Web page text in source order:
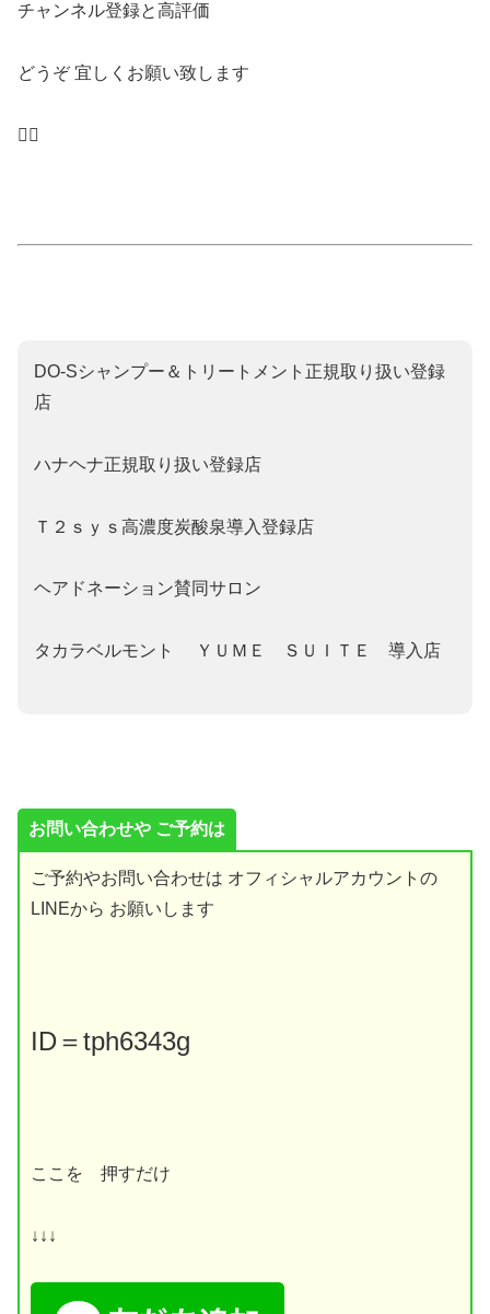
チャンネル登録と高評価
どうぞ 宜しくお願い致します
🙇‍♂️
DO‐Sシャンプー＆トリートメント正規取り扱い登録
店
ハナヘナ正規取り扱い登録店
Ｔ２ｓｙｓ高濃度炭酸泉導入登録店
ヘアドネーション賛同サロン
タカラベルモント ＹＵＭＥ ＳＵＩＴＥ 導入店
お問い合わせや ご予約は
ご予約やお問い合わせは オフィシャルアカウントの
LINEから お願いします
ID＝tph6343g
ここを 押すだけ
↓↓↓